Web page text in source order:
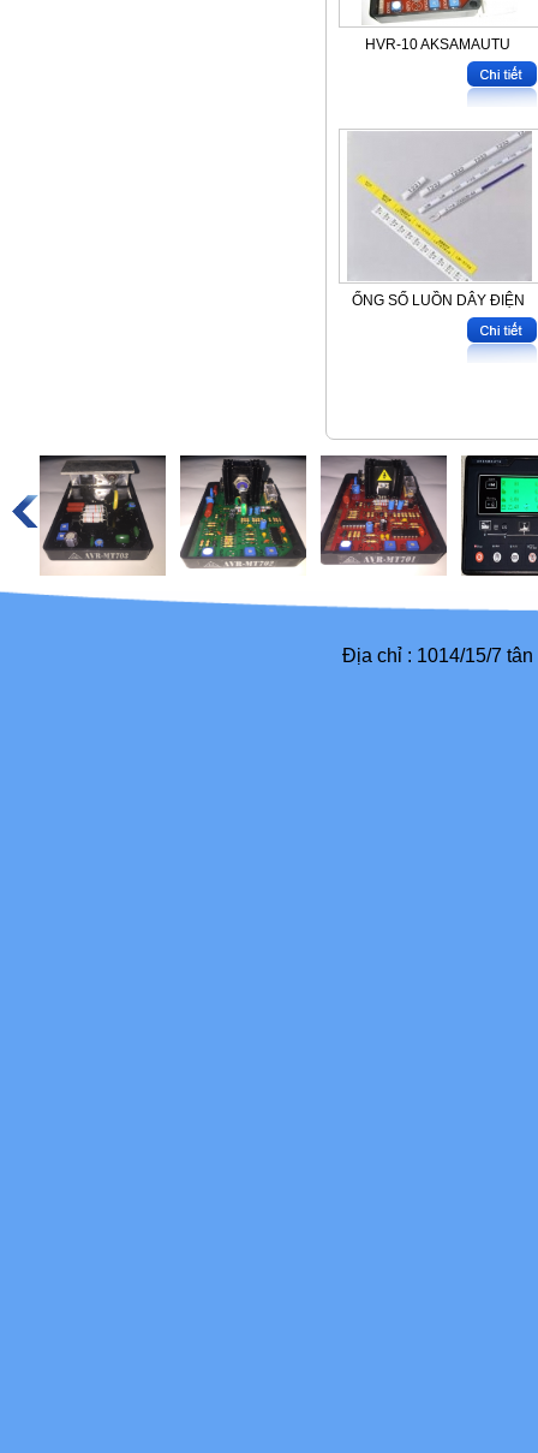
HVR-10 AKSAMAUTU
ỐNG SỐ LUỒN DÂY ĐIỆN
Địa chỉ : 1014/15/7 tân